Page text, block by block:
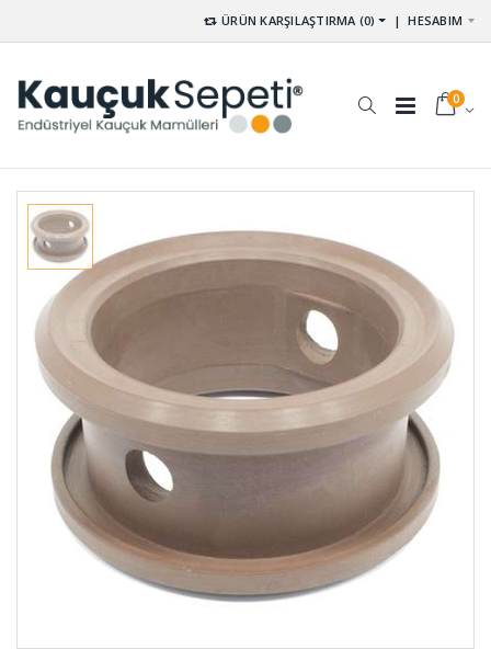
ÜRÜN KARŞILAŞTIRMA (0) |HESABIM
0
Tek Yüzü
Kendinden
Yapışkanlı
Epdm
Sünger
YPS-001
(20 METRE)
Uçak Teker
Takozları
Rakor
O-ring
Setler SET-
001